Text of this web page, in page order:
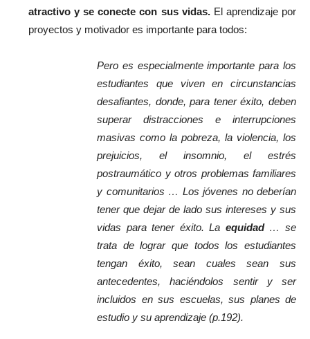
atractivo y se conecte con sus vidas.El aprendizaje por
proyectos y motivador es importante para todos:
Pero es especialmente importante para los
estudiantes que viven en circunstancias
desafiantes, donde, para tener éxito, deben
superar distracciones e interrupciones
masivas como la pobreza, la violencia, los
prejuicios, el insomnio, el estrés
postraumático y otros problemas familiares
y comunitarios … Los jóvenes no deberían
tener que dejar de lado sus intereses y sus
vidas para tener éxito. La equidad… se
trata de lograr que todos los estudiantes
tengan éxito, sean cuales sean sus
antecedentes, haciéndolos sentir y ser
incluidos en sus escuelas, sus planes de
estudio y su aprendizaje (p.192).